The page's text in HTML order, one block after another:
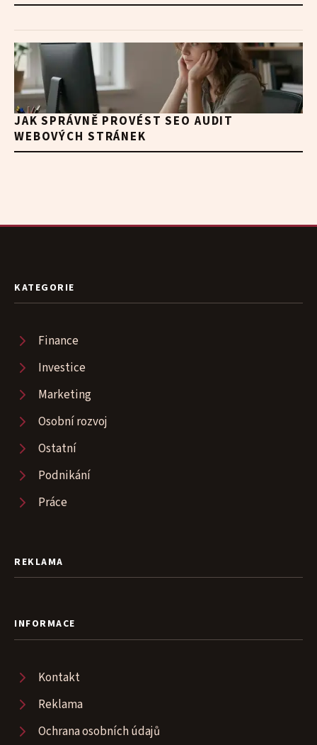
JAK SPRÁVNĚ PROVÉST SEO AUDIT
WEBOVÝCH STRÁNEK
KATEGORIE
Finance
Investice
Marketing
Osobní rozvoj
Ostatní
Podnikání
Práce
REKLAMA
INFORMACE
Kontakt
Reklama
Ochrana osobních údajů